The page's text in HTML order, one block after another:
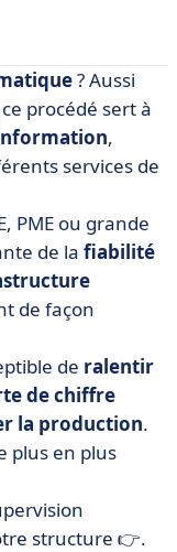
?
?
informatique
pour
plutôt que
? Aussi
procédé sert à
,
services de
PME ou grande
de la fiabilité
de façon
de ralentir
de chiffre
la production.
plus en plus
structure 👉.